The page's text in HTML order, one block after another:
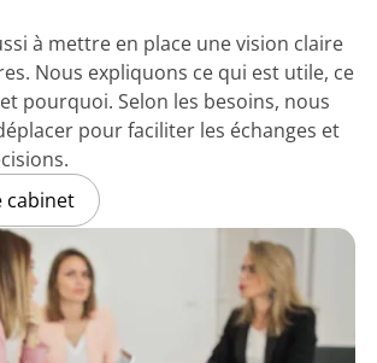
à mettre en place une vision claire
Nous expliquons ce qui est utile, ce
pourquoi. Selon les besoins, nous
pour faciliter les échanges et
cabinet